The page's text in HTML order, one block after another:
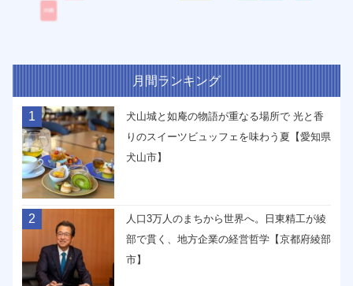
月間ランキング
1
犬山城と如庵の物語が重なる場所で 光と香
りのスイーツビュッフェを味わう夏【愛知県
犬山市】
2
人口3万人のまちから世界へ。日東精工が綾
部で貫く、地方企業の経営哲学【京都府綾部
市】